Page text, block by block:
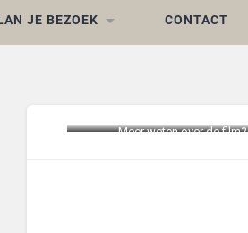
JE BEZOEK CONTACT
Meer weten over de film?